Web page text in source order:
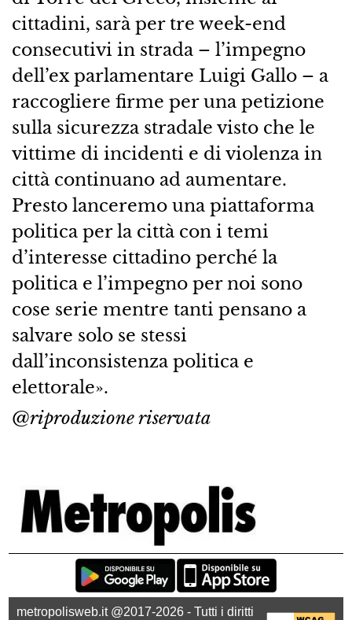
cittadini, sarà per tre week-end
consecutivi in strada – l’impegno
dell’ex parlamentare Luigi Gallo – a
raccogliere firme per una petizione
sulla sicurezza stradale visto che le
vittime di incidenti e di violenza in
città continuano ad aumentare.
Presto lanceremo una piattaforma
politica per la città con i temi
d’interesse cittadino perché la
politica e l’impegno per noi sono
cose serie mentre tanti pensano a
salvare solo se stessi
dall’inconsistenza politica e
elettorale».
@riproduzione riservata
metropolisweb.it @2017-2026 - Tutti i diritti